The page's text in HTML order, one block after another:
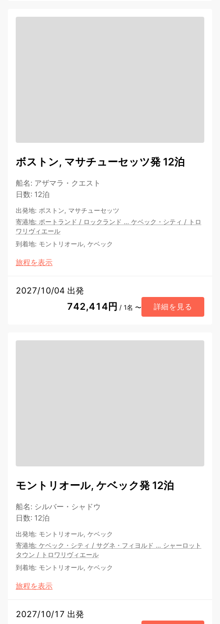
ボストン, マサチューセッツ発 12泊
船名: アザマラ・クエスト
日数: 12泊
出発地: ボストン, マサチューセッツ
寄港地: ポートランド / ロックランド … ケベック・シティ / トロ
ワリヴィエール
到着地: モントリオール, ケベック
旅程を表示
2027/10/04 出発
742,414円 / 1名 〜 詳細を見る
モントリオール, ケベック発 12泊
船名: シルバー・シャドウ
日数: 12泊
出発地: モントリオール, ケベック
寄港地: ケベック・シティ / サグネ・フィヨルド … シャーロット
タウン / トロワリヴィエール
到着地: モントリオール, ケベック
旅程を表示
2027/10/17 出発